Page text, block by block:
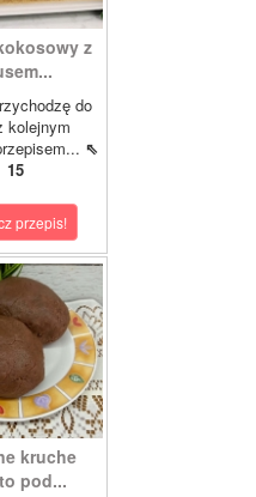
z
do
kolejnym
⇖
15
przepis!
kruche
pod...